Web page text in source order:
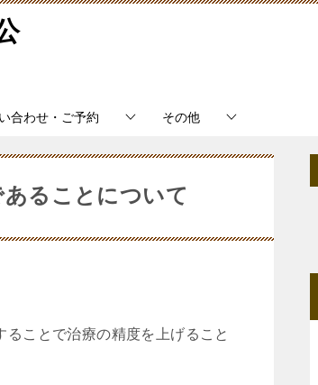
合わせ・ご予約 その他
ることについて
ことで治療の精度を上げること